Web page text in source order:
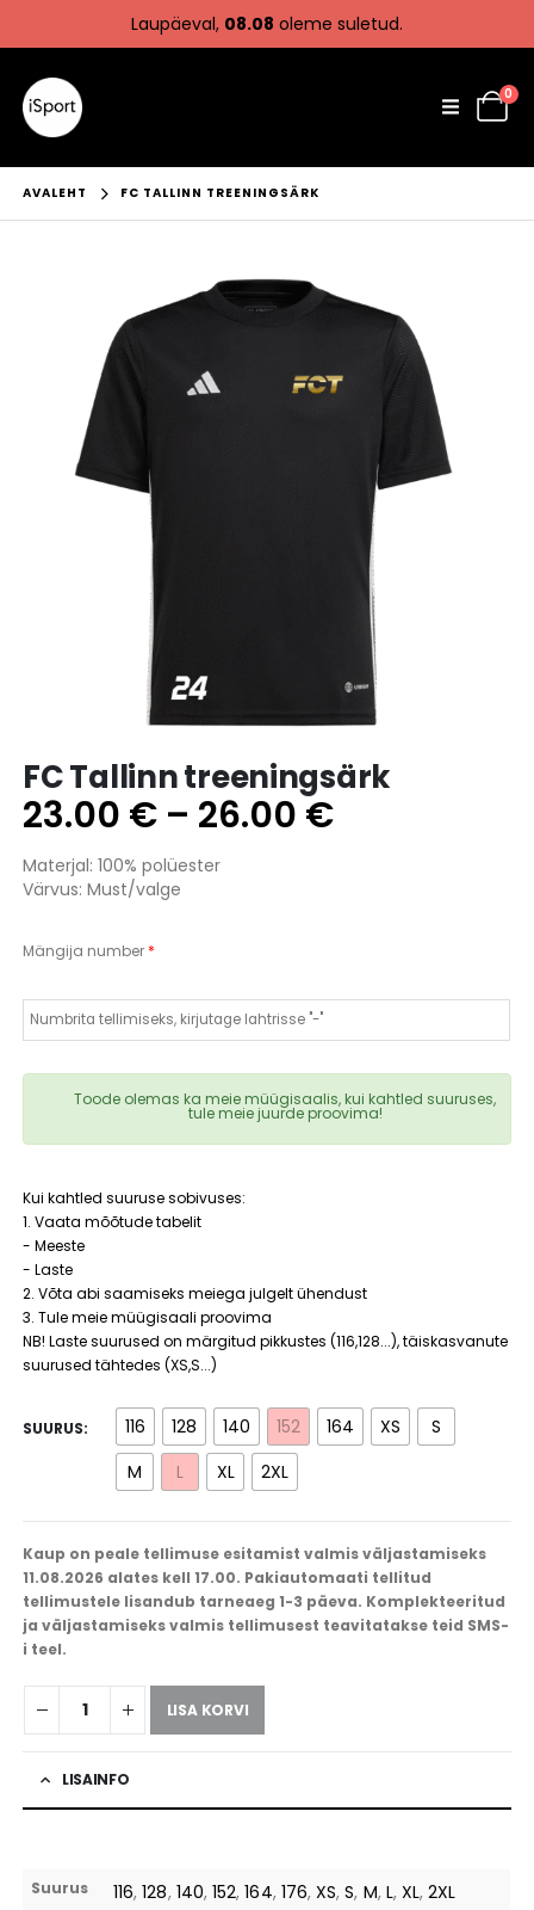
Laupäeval, 08.08 oleme suletud.
0
AVALEHT FC TALLINN TREENINGSÄRK
FC Tallinn treeningsärk
23.00 € – 26.00 €
Materjal: 100% polüester
Värvus: Must/valge
Mängija number *
Toode olemas ka meie müügisaalis, kui kahtled suuruses,
tule meie juurde proovima!
Kui kahtled suuruse sobivuses:
1. Vaata mõõtude tabelit
- Meeste
- Laste
2. Võta abi saamiseks meiega julgelt ühendust
3. Tule meie müügisaali proovima
NB! Laste suurused on märgitud pikkustes (116,128...), täiskasvanute
suurused tähtedes (XS,S...)
SUURUS 116 128 140 152 164 XS
S
M
L XL 2XL
Kaup on peale tellimuse esitamist valmis väljastamiseks
11.08.2026 alates kell 17.00. Pakiautomaati tellitud
tellimustele lisandub tarneaeg 1-3 päeva. Komplekteeritud
ja väljastamiseks valmis tellimusest teavitatakse teid SMS-
i teel.
LISA KORVI
LISAINFO
Suurus 116,128, 140,152,164, 176,XS,S, M, L,XL,2XL